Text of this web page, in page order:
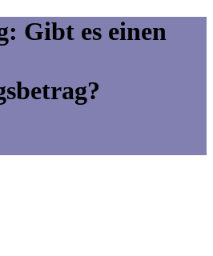
Gibt es einen